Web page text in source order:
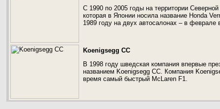
С 1990 по 2005 годы на территории
которая в Японии носила название Honda
1989 году на двух автосалонах – в феврале
Koenigsegg CC
В 1998 году шведская компания впервые
названием Koenigsegg CC. Компания
время самый быстрый McLaren F1.